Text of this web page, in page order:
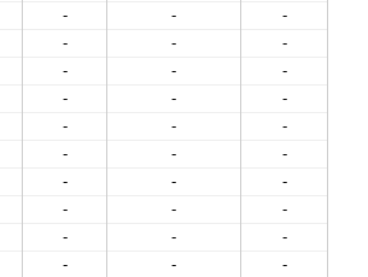
- -
-
- -
-
- -
-
- -
-
- -
-
- -
-
- -
-
- -
-
- -
-
- -
-